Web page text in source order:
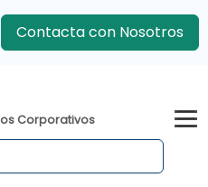
Contacta con Nosotros
Corporativos